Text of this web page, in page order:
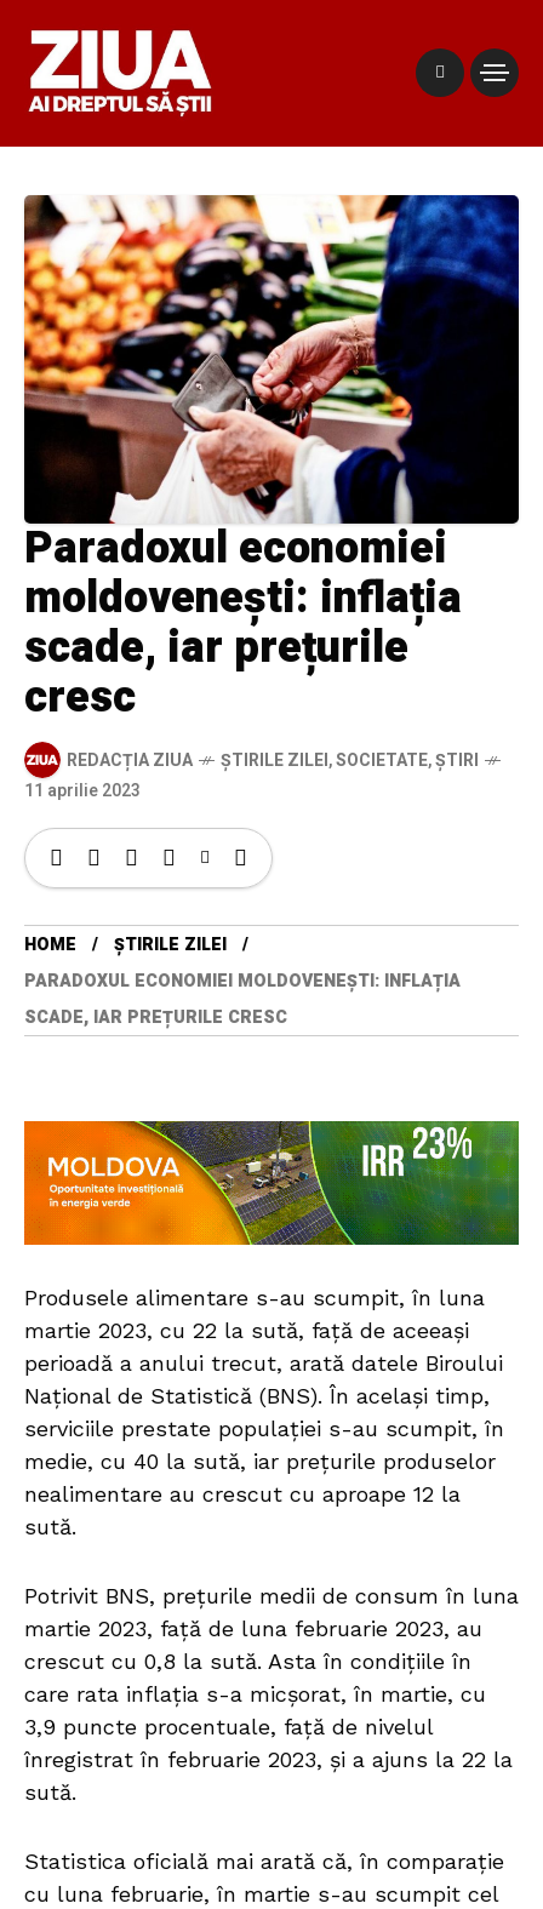
Paradoxul economiei
moldovenești: inflația
scade, iar prețurile
cresc
REDACȚIA ZIUA ȘTIRILE ZILEI,SOCIETATE,ȘTIRI
11 aprilie 2023
HOME
ȘTIRILE ZILEI
PARADOXUL ECONOMIEI MOLDOVENEȘTI: INFLAȚIA
SCADE, IAR PREȚURILE CRESC
Produsele alimentare s-au scumpit, în luna
martie 2023, cu 22 la sută, față de aceeași
perioadă a anului trecut, arată datele Biroului
Național de Statistică (BNS). În același timp,
serviciile prestate populației s-au scumpit, în
medie, cu 40 la sută, iar prețurile produselor
nealimentare au crescut cu aproape 12 la
sută.
Potrivit BNS, preţurile medii de consum în luna
martie 2023, faţă de luna februarie 2023, au
crescut cu 0,8 la sută. Asta în condițiile în
care rata inflația s-a micșorat, în martie, cu
3,9 puncte procentuale, față de nivelul
înregistrat în februarie 2023, și a ajuns la 22 la
sută.
Statistica oficială mai arată că, în comparație
cu luna februarie, în martie s-au scumpit cel